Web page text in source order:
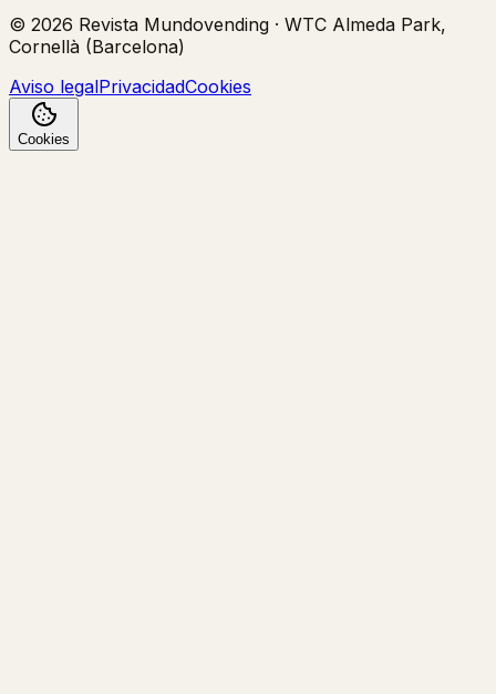
© 2026 Revista Mundovending · WTC Almeda Park,
Cornellà (Barcelona)
Aviso legalPrivacidadCookies
Cookies